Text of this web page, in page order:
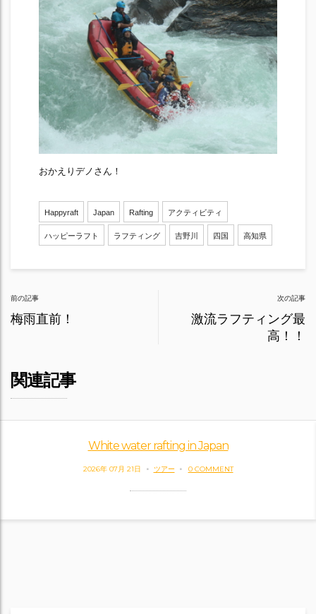
おかえりデノさん！
Happyraft Japan Rafting アクティビティ
ハッピーラフト ラフティング 吉野川 四国 高知県
Post
navigation
前の記事
梅雨直前！
次の記事
激流ラフティング最
高！！
関連記事
White water rafting in Japan
2026年 07月 21日 ツアー 0 COMMENT